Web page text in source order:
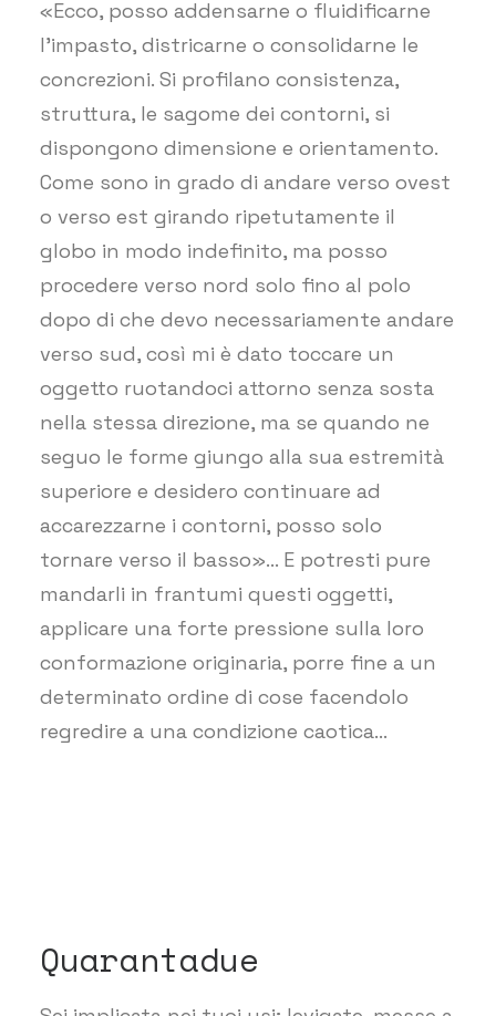
«Ecco, posso addensarne o fluidificarne
l’impasto, districarne o consolidarne le
concrezioni. Si profilano consistenza,
struttura, le sagome dei contorni, si
dispongono dimensione e orientamento.
Come sono in grado di andare verso ovest
o verso est girando ripetutamente il
globo in modo indefinito, ma posso
procedere verso nord solo fino al polo
dopo di che devo necessariamente andare
verso sud, così mi è dato toccare un
oggetto ruotandoci attorno senza sosta
nella stessa direzione, ma se quando ne
seguo le forme giungo alla sua estremità
superiore e desidero continuare ad
accarezzarne i contorni, posso solo
tornare verso il basso»… E potresti pure
mandarli in frantumi questi oggetti,
applicare una forte pressione sulla loro
conformazione originaria, porre fine a un
determinato ordine di cose facendolo
regredire a una condizione caotica…
Quarantadue